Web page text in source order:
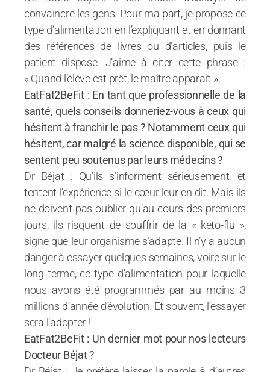
convaincre les gens. Pour ma part, je propose ce
type d’alimentation en l’expliquant et en donnant
des références de livres ou d’articles, puis le
patient dispose. J’aime à citer cette phrase :
« Quand l’élève est prêt, le maître apparaît ».
EatFat2BeFit : En tant que professionnelle de la
santé, quels conseils donneriez-vous à ceux qui
hésitent à franchir le pas ? Notamment ceux qui
hésitent, car malgré la science disponible, qui se
sentent peu soutenus par leurs médecins ?
Dr Béjat : Qu’ils s’informent sérieusement, et
tentent l’expérience si le cœur leur en dit. Mais ils
ne doivent pas oublier qu’au cours des premiers
jours, ils risquent de souffrir de la « keto-flu »,
signe que leur organisme s’adapte. Il n’y a aucun
danger à essayer quelques semaines, voire sur le
long terme, ce type d’alimentation pour laquelle
nous avons été programmés par au moins 3
millions d’année d’évolution. Et souvent, l’essayer
sera l’adopter !
EatFat2BeFit : Un dernier mot pour nos lecteurs
Docteur Béjat ?